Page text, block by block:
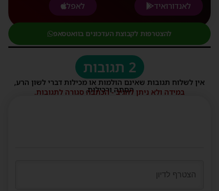
לאנדורואיד
לאפל
להצטרפות לקבוצת העדכונים בוואטסאפ
2 תגובות
אין לשלוח תגובות שאינם הולמות או מכילות דברי לשון הרע,
הסתה ורכילות.
במידה ולא ניתן להגיב - הכתבה סגורה לתגובות.